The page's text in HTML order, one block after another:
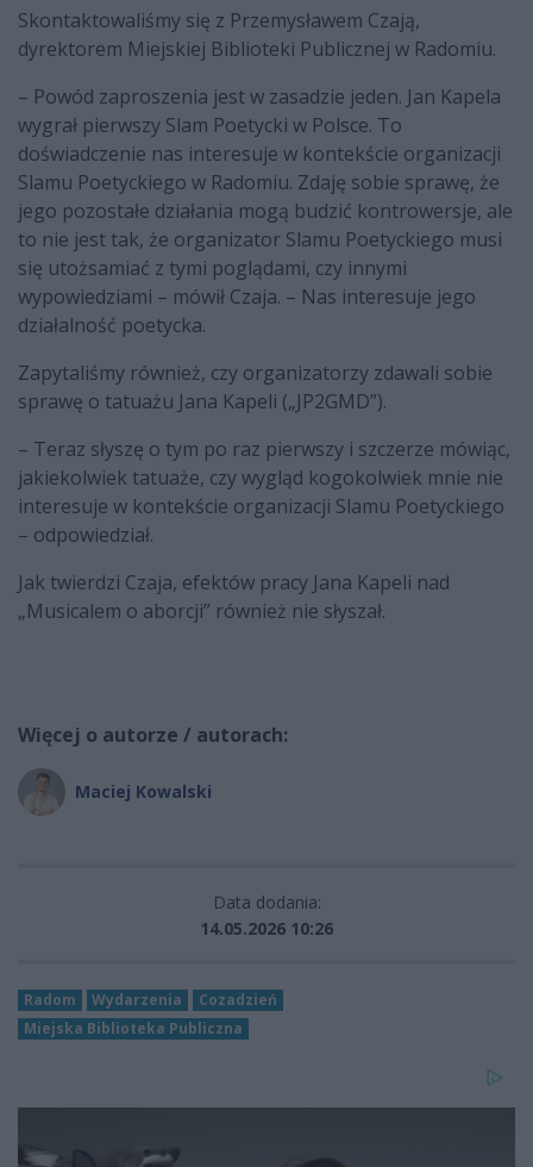
Skontaktowaliśmy się z Przemysławem Czają,
dyrektorem Miejskiej Biblioteki Publicznej w Radomiu.
– Powód zaproszenia jest w zasadzie jeden. Jan Kapela
wygrał pierwszy Slam Poetycki w Polsce. To
doświadczenie nas interesuje w kontekście organizacji
Slamu Poetyckiego w Radomiu. Zdaję sobie sprawę, że
jego pozostałe działania mogą budzić kontrowersje, ale
to nie jest tak, że organizator Slamu Poetyckiego musi
się utożsamiać z tymi poglądami, czy innymi
wypowiedziami – mówił Czaja. – Nas interesuje jego
działalność poetycka.
Zapytaliśmy również, czy organizatorzy zdawali sobie
sprawę o tatuażu Jana Kapeli („JP2GMD”).
– Teraz słyszę o tym po raz pierwszy i szczerze mówiąc,
jakiekolwiek tatuaże, czy wygląd kogokolwiek mnie nie
interesuje w kontekście organizacji Slamu Poetyckiego
– odpowiedział.
Jak twierdzi Czaja, efektów pracy Jana Kapeli nad
„Musicalem o aborcji” również nie słyszał.
Więcej o autorze / autorach:
Maciej Kowalski
Data dodania:
14.05.2026 10:26
Radom Wydarzenia
Cozadzień
Miejska Biblioteka Publiczna